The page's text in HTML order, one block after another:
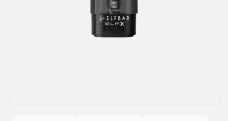
Рідини для електронних сигарет
Подарункові набори